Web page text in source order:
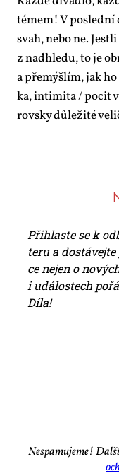
té­mem! V po­sled­ní
svah, ne­bo ne.
z nad­hle­du, to je
a pře­mýš­lím, jak
ka, in­ti­mi­ta / po­cit
rov­sky dů­le­ži­té
Při­hlas­te se k
te­ru a
ce nejen o
i udá­los­tech
Dí­la!
Ne­spa­mu­je­me!